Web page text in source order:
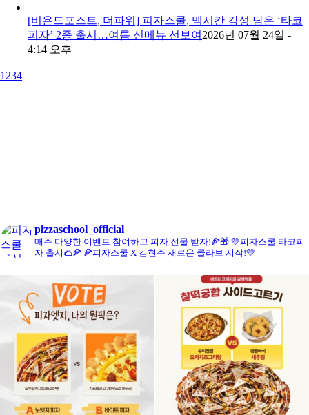
[비욘드포스트, 더파워] 피자스쿨, 멕시칸 감성 담은 ‘타코
피자’ 2종 출시…여름 신메뉴 선보여 2026년 07월 24일 -
4:14 오후
1234
콘치즈피자pizzaschool_official
매주 다양한 이벤트 참여하고 피자 선물 받자!🍕🎁 💛피자스쿨 타코피
자 출시🌮🍕 🍕피자스쿨 X 김현주 새로운 콜라보 시작!💛